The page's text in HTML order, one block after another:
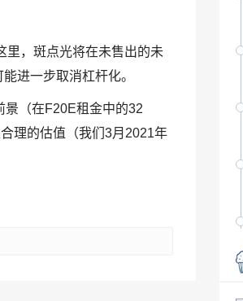
里，斑点光将在未售出的未
进一步取消杠杆化。
景（在F20E租金中的32
理的估值（我们3月2021年